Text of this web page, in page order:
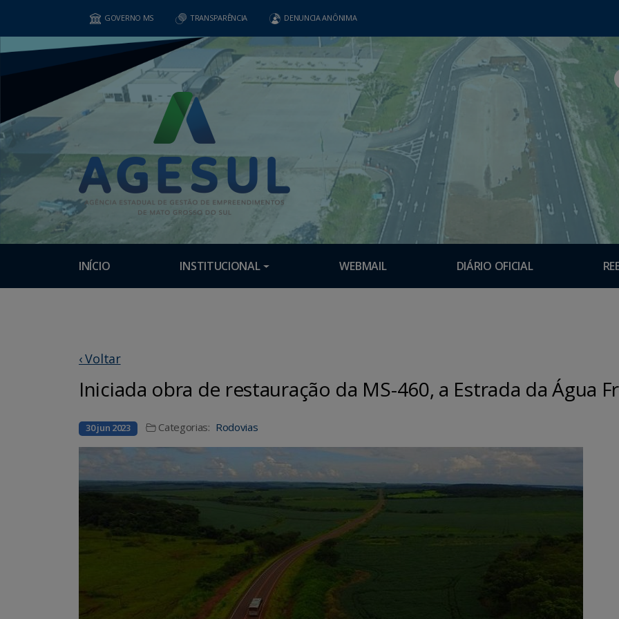
GOVERNO MS TRANSPARÊNCIA DENUNCIA ANÔNIMA
INÍCIO INSTITUCIONAL WEBMAIL DIÁRIO OFICIAL
‹ Voltar
Iniciada obra de restauração da MS-460, a Estrada da Água
30 jun 2023 Categorias: Rodovias